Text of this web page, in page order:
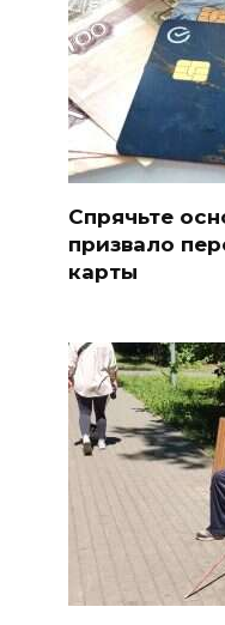
Спрячьте
призвало
карты